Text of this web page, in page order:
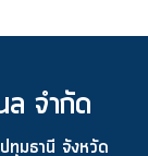
ล จำกัด
มธานี จังหวัด